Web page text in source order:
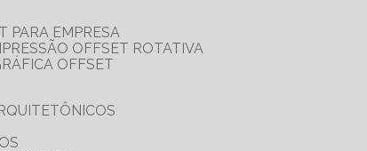
PARA EMPRESA
OFFSET ROTATIVA
GRÁFICA OFFSET